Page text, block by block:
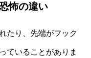
怖の違い
たり、先端がフック
ていることがありま